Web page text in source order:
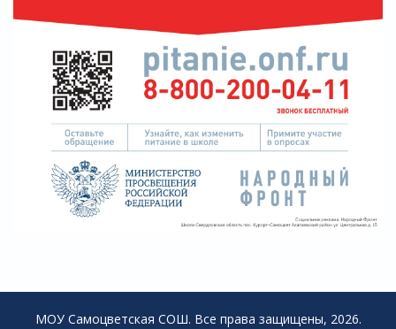
МОУ Самоцветская СОШ. Все права защищены, 2026.